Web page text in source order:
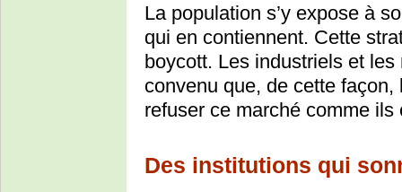
La population s’y expose à
qui en contiennent. Cette
boycott. Les industriels et
convenu que, de cette
refuser ce marché comme
Des institutions qui